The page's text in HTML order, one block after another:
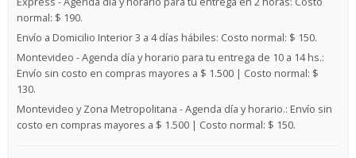
normal: $ 190.
Envío a Domicilio Interior 3 a 4 días hábiles: Costo normal: $ 150.
Montevideo - Agenda día y horario para tu entrega de 10 a 14 hs.:
Envío sin costo en compras mayores a $ 1.500 | Costo normal: $
130.
Montevideo y Zona Metropolitana - Agenda día y horario.: Envío sin
costo en compras mayores a $ 1.500 | Costo normal: $ 150.